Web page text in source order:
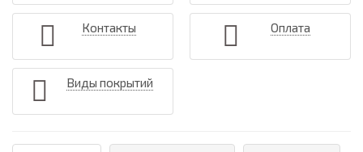
Контакты Оплата
Виды покрытий